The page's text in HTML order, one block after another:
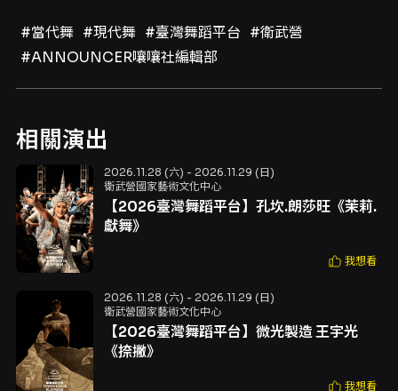
#當代舞 #現代舞 #臺灣舞蹈平台 #衛武營
#ANNOUNCER嚷嚷社編輯部
相關演出
2026.11.28 (六) - 2026.11.29 (日)
衛武營國家藝術文化中心
【2026臺灣舞蹈平台】孔坎.朗莎旺《茉莉.
獻舞》
我想看
2026.11.28 (六) - 2026.11.29 (日)
衛武營國家藝術文化中心
【2026臺灣舞蹈平台】微光製造 王宇光
《捺撇》
我想看